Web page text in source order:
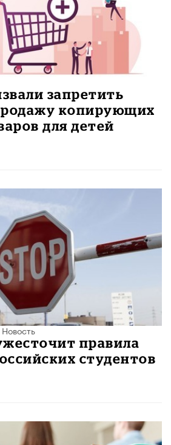
запретить
копирующих
для детей
Новость
правила
студентов